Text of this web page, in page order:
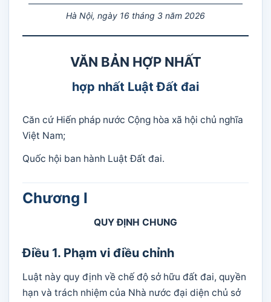
Hà Nội, ngày 16 tháng 3 năm 2026
VĂN BẢN HỢP NHẤT
hợp nhất Luật Đất đai
Căn cứ Hiến pháp nước Cộng hòa xã hội chủ nghĩa
Việt Nam;
Quốc hội ban hành Luật Đất đai.
Chương I
QUY ĐỊNH CHUNG
Điều 1. Phạm vi điều chỉnh
Luật này quy định về chế độ sở hữu đất đai, quyền
hạn và trách nhiệm của Nhà nước đại diện chủ sở